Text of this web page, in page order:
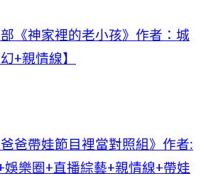
《神家裡的老小孩》作者：城
+親情線】
爸爸帶娃節目裡當對照組》作者:
娛樂圈+直播綜藝+親情線+帶娃